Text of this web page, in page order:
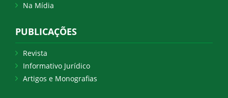
Na Mídia
PUBLICAÇÕES
Revista
Informativo Jurídico
Artigos e Monografias